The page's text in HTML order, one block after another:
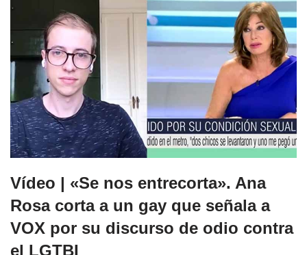
Vídeo | «Se nos entrecorta». Ana
Rosa corta a un gay que señala a
VOX por su discurso de odio contra
el LGTBI